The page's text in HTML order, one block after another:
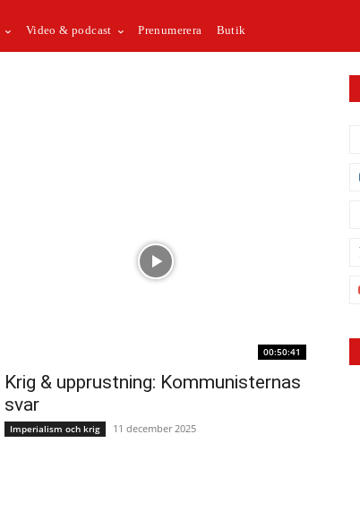
Video & podcast Prenumerera Butik
00:50:41
Krig & upprustning: Kommunisternas
svar
Imperialism och krig 11 december 2025